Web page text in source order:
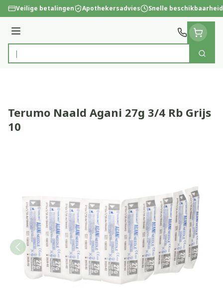
Ga naar de inhoud
Veilige betalingen Apothekersadvies Snelle beschikbaarheid
Menu
Product, merk, categorie...
Zoek
Terumo Naald Agani 27g 3/4 Rb Grijs
10